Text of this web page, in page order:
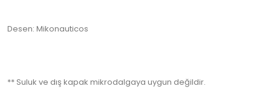
Desen: Mikonauticos
** Suluk ve dış kapak mikrodalgaya uygun değildir.